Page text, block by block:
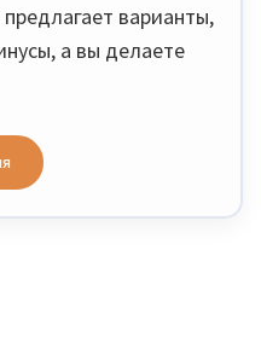
варианты,
а вы делаете